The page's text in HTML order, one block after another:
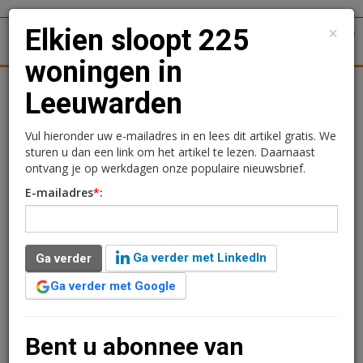
Woningmarkt
Elkien sloopt 225
woningen in Leeuwarden
Woningcorporatie Elkien start begin 2017 de sloop van
225 huizen in de Oost-Indische buurt in Leeuwarden,
naast het Cambuurstadion.
Verder lezen?
×
Elkien sloopt 225
woningen in
Leeuwarden
Vul hieronder uw e-mailadres in en lees dit artikel gratis. We
sturen u dan een link om het artikel te lezen. Daarnaast
ontvang je op werkdagen onze populaire nieuwsbrief.
E-mailadres*:
Ga verder
Ga verder met LinkedIn
Ga verder met Google
Bent u abonnee van